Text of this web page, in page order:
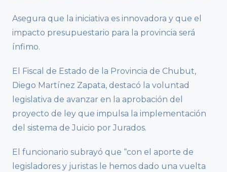
Asegura que la iniciativa es innovadora y que el
impacto presupuestario para la provincia será
ínfimo.
El Fiscal de Estado de la Provincia de Chubut,
Diego Martínez Zapata, destacó la voluntad
legislativa de avanzar en la aprobación del
proyecto de ley que impulsa la implementación
del sistema de Juicio por Jurados.
El funcionario subrayó que “con el aporte de
legisladores y juristas le hemos dado una vuelta